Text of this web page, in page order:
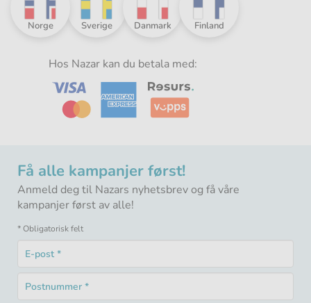
Nazar
-
Sverige
Nazar
-
Danmark
Nazar
-
Finland
Nazar
Norge
Hos Nazar kan du betala med:
Få alle kampanjer først!
Anmeld deg til Nazars nyhetsbrev og få våre
kampanjer først av alle!
* Obligatorisk felt
E-
post
felt
Postnummer
Obligatorisk